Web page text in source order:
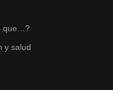
que…?
y salud